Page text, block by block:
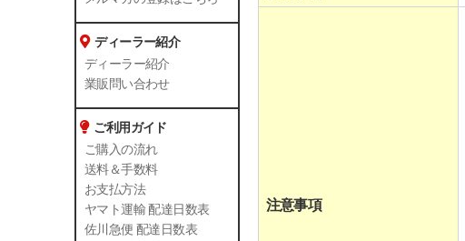
ディーラー紹介
ディーラー紹介
業販問い合わせ
ご利用ガイド
ご購入の流れ
送料＆手数料
お支払方法
ヤマト運輸 配達日数表
佐川急便 配達日数表
注意事項